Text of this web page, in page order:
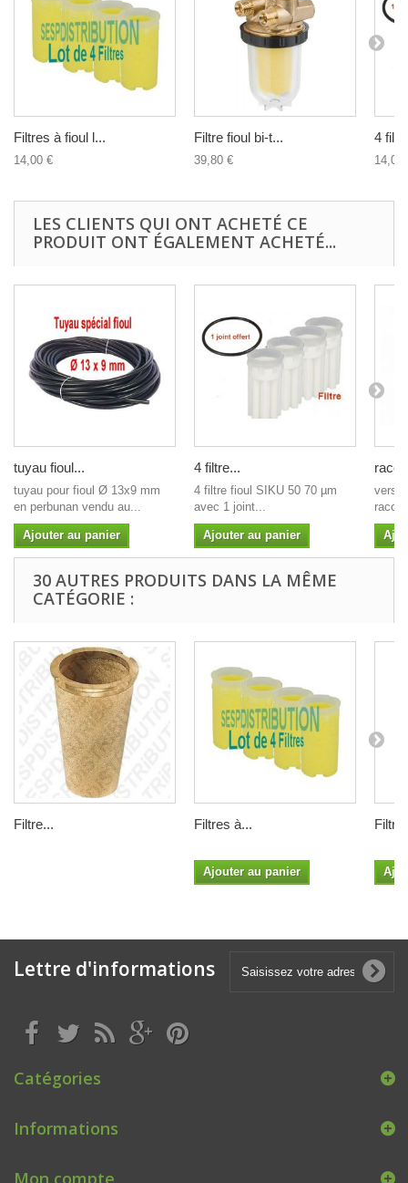
Filtres à fioul l...
14,00 €
Filtre fioul bi-t...
39,80 €
4
14,00
LES CLIENTS QUI ONT ACHETÉ CE
PRODUIT ONT ÉGALEMENT ACHETÉ...
tuyau fioul...
tuyau pour fioul Ø 13x9 mm
en perbunan vendu au...
Ajouter au panier
4 filtre...
4 filtre fioul SIKU 50 70 µm
avec 1 joint...
Ajouter au panier
30 AUTRES PRODUITS DANS LA MÊME
CATÉGORIE :
Filtre... Filtres à...
Ajouter au panier
Lettre d'informations
Catégories
Informations
Mon compte